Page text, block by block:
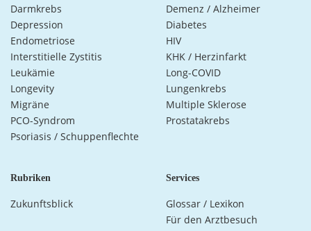
Darmkrebs
Demenz / Alzheimer
Depression
Diabetes
Endometriose
HIV
Interstitielle Zystitis
KHK / Herzinfarkt
Leukämie
Long-COVID
Longevity
Lungenkrebs
Migräne
Multiple Sklerose
PCO-Syndrom
Prostatakrebs
Psoriasis / Schuppenflechte
Rubriken
Zukunftsblick
Services
Glossar / Lexikon
Für den Arztbesuch